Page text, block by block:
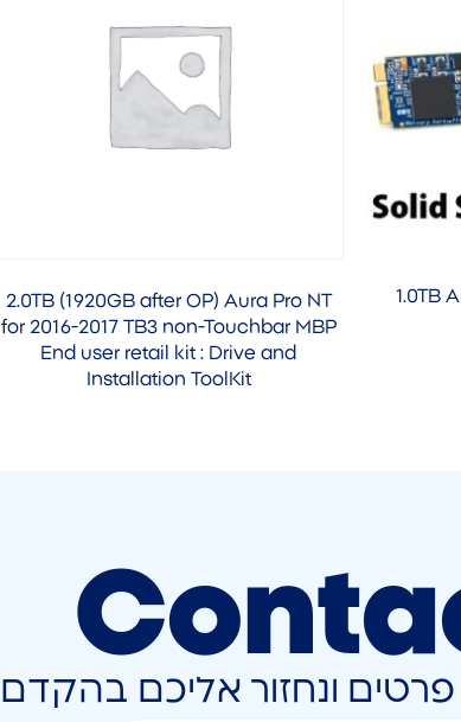
1.0TB
2.0TB (1920GB after OP) Aura Pro NT
for 2016-2017 TB3 non-Touchbar MBP
End user retail kit : Drive and
Installation ToolKit
פרטים ונחזור אליכם בהקדם